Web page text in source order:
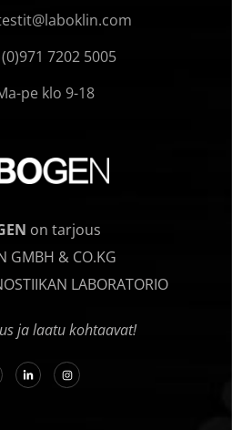
7202 5005
pe klo 9-18
on tarjous
GMBH & CO.KG
LABORATORIO
ja laatu kohtaavat!